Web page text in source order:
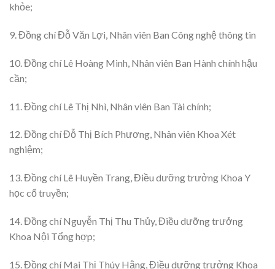
khỏe;
9. Đồng chí Đỗ Văn Lợi, Nhân viên Ban Công nghệ thông tin
10. Đồng chí Lê Hoàng Minh, Nhân viên Ban Hành chính hậu
cần;
11. Đồng chí Lê Thị Nhì, Nhân viên Ban Tài chính;
12. Đồng chí Đỗ Thị Bích Phương, Nhân viên Khoa Xét
nghiệm;
13. Đồng chí Lê Huyền Trang, Điều dưỡng trưởng Khoa Y
học cổ truyền;
14. Đồng chí Nguyễn Thị Thu Thủy, Điều dưỡng trưởng
Khoa Nội Tổng hợp;
15. Đồng chí Mai Thị Thúy Hằng, Điều dưỡng trưởng Khoa